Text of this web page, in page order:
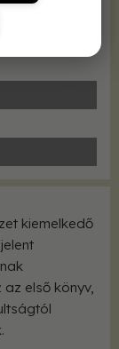
kiemelkedő
első könyv,